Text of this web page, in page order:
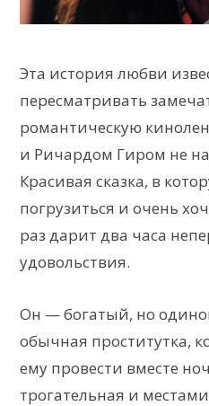
Эта история любви
пересматривать
романтическую
и Ричардом Гиром не
Красивая сказка, в
погрузиться и очень
раз дарит два часа
удовольствия.
Он — богатый, но
обычная проститутка,
ему провести вместе
трогательная и